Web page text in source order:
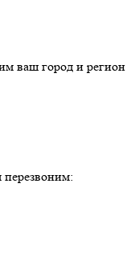
ваш город и регион